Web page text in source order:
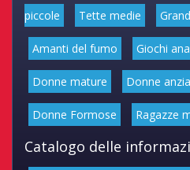
piccole Tette medie
Amanti del fumo Giochi
Donne mature Donne
Donne Formose Ragazze
Catalogo delle